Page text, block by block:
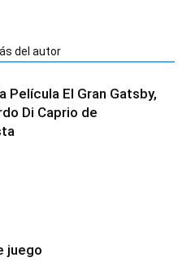
del autor
Película El Gran Gatsby,
Di Caprio de
juego